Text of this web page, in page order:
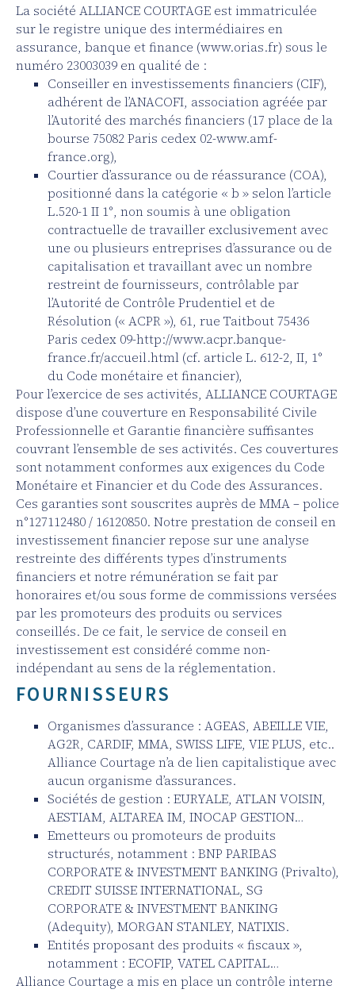
La société ALLIANCE COURTAGE est immatriculée
sur le registre unique des intermédiaires en
assurance, banque et finance (www.orias.fr) sous le
numéro 23003039 en qualité de :
Conseiller en investissements financiers (CIF),
adhérent de l’ANACOFI, association agréée par
l’Autorité des marchés financiers (17 place de la
bourse 75082 Paris cedex 02-www.amf-
france.org),
Courtier d’assurance ou de réassurance (COA),
positionné dans la catégorie « b » selon l’article
L.520-1 II 1°, non soumis à une obligation
contractuelle de travailler exclusivement avec
une ou plusieurs entreprises d’assurance ou de
capitalisation et travaillant avec un nombre
restreint de fournisseurs, contrôlable par
l’Autorité de Contrôle Prudentiel et de
Résolution (« ACPR »), 61, rue Taitbout 75436
Paris cedex 09-http://www.acpr.banque-
france.fr/accueil.html (cf. article L. 612-2, II, 1°
du Code monétaire et financier),
Pour l’exercice de ses activités, ALLIANCE COURTAGE
dispose d’une couverture en Responsabilité Civile
Professionnelle et Garantie financière suffisantes
couvrant l’ensemble de ses activités. Ces couvertures
sont notamment conformes aux exigences du Code
Monétaire et Financier et du Code des Assurances.
Ces garanties sont souscrites auprès de MMA – police
n°127112480 / 16120850. Notre prestation de conseil en
investissement financier repose sur une analyse
restreinte des différents types d’instruments
financiers et notre rémunération se fait par
honoraires et/ou sous forme de commissions versées
par les promoteurs des produits ou services
conseillés. De ce fait, le service de conseil en
investissement est considéré comme non-
indépendant au sens de la réglementation.
FOURNISSEURS
Organismes d’assurance : AGEAS, ABEILLE VIE,
AG2R, CARDIF, MMA, SWISS LIFE, VIE PLUS, etc..
Alliance Courtage n’a de lien capitalistique avec
aucun organisme d’assurances.
Sociétés de gestion : EURYALE, ATLAN VOISIN,
AESTIAM, ALTAREA IM, INOCAP GESTION…
Emetteurs ou promoteurs de produits
structurés, notamment : BNP PARIBAS
CORPORATE & INVESTMENT BANKING (Privalto),
CREDIT SUISSE INTERNATIONAL, SG
CORPORATE & INVESTMENT BANKING
(Adequity), MORGAN STANLEY, NATIXIS.
Entités proposant des produits « fiscaux »,
notamment : ECOFIP, VATEL CAPITAL…
Alliance Courtage a mis en place un contrôle interne